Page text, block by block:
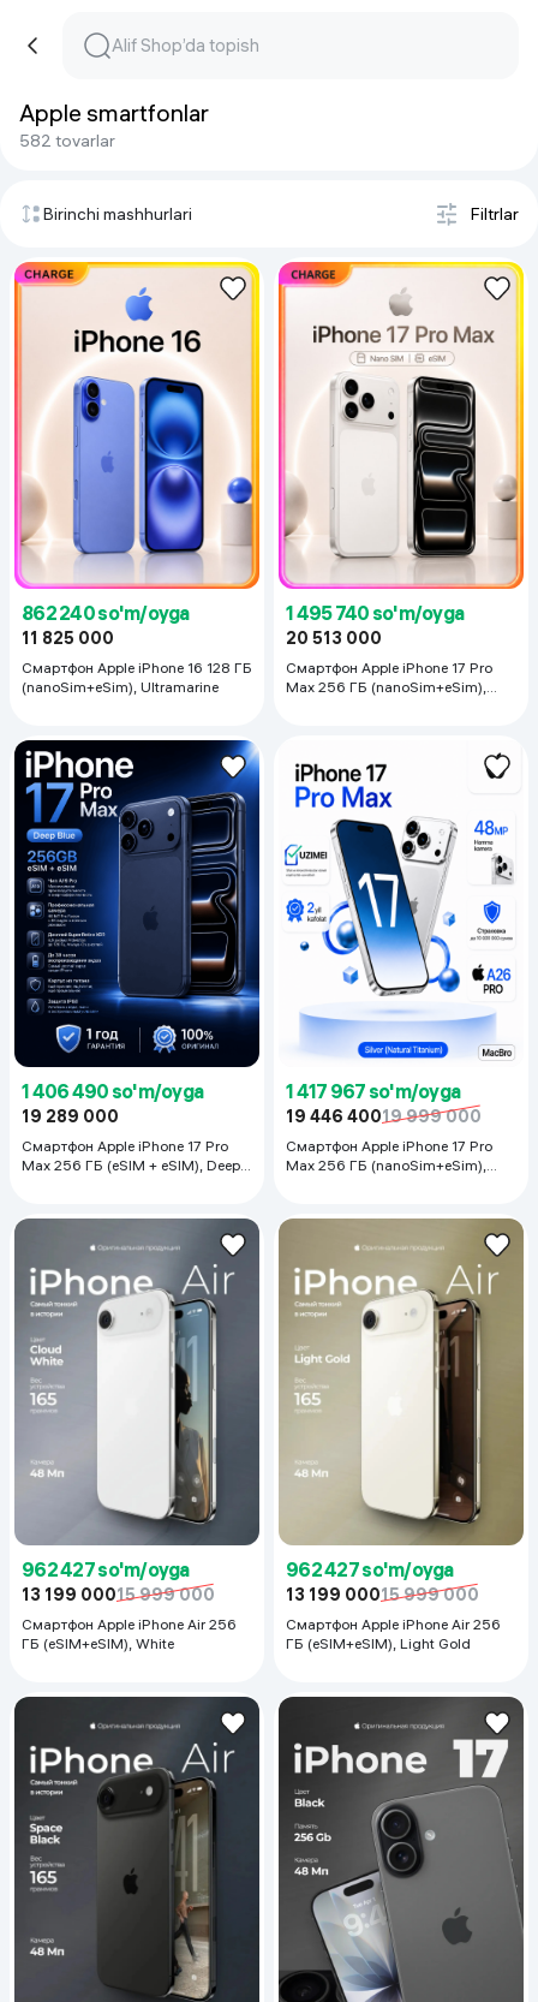
Apple smartfonlar
582 tovarlar
Birinchi mashhurlari Filtrlar
862 240 so'm/oyga
11 825 000
Смартфон Apple iPhone 16 128 ГБ
(nanoSim+eSim), Ultramarine
1 495 740 so'm/oyga
20 513 000
Смартфон Apple iPhone 17 Pro
Max 256 ГБ (nanoSim+eSim),
1 406 490 so'm/oyga
19 289 000
Смартфон Apple iPhone 17 Pro
Max 256 ГБ (eSIM + eSIM), Deep
1 417 967 so'm/oyga
19 446 40019 999 000
Смартфон Apple iPhone 17 Pro
Max 256 ГБ (nanoSim+eSim),
962 427 so'm/oyga
13 199 00015 999 000
Смартфон Apple iPhone Air 256
ГБ (eSIM+eSIM), White
962 427 so'm/oyga
13 199 00015 999 000
Смартфон Apple iPhone Air 256
ГБ (eSIM+eSIM), Light Gold